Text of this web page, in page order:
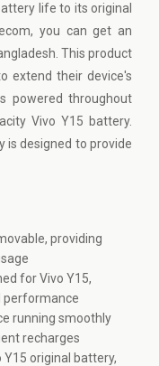
life to its original
you can get an
This product
extend their device's
powered throughout
Vivo Y15 battery.
is designed to provide
providing
for Vivo Y15,
performance
running smoothly
recharges
original battery,